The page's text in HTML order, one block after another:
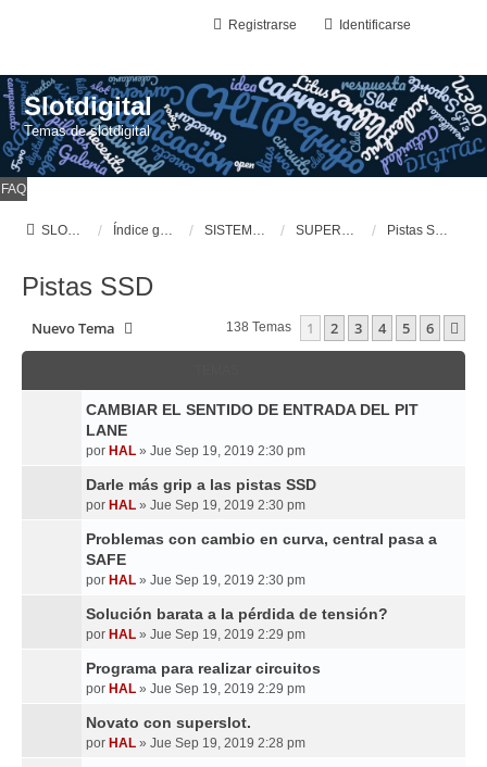
Identificarse
Registrarse
Slotdigital
Temas de slotdigital
FAQ
SLOTDIGITAL Índice general SISTEMAS DE SLOT DIGITALES SUPERSLOT, Sport Digital Pistas SSD
Pistas SSD
Nuevo Tema 138 Temas 1 2 3 4 5 6
CAMBIAR EL SENTIDO DE ENTRADA DEL PIT
LANE
por HAL » Jue Sep 19, 2019 2:30 pm
Darle más grip a las pistas SSD
por HAL » Jue Sep 19, 2019 2:30 pm
Problemas con cambio en curva, central pasa a
SAFE
por HAL » Jue Sep 19, 2019 2:30 pm
Solución barata a la pérdida de tensión?
por HAL » Jue Sep 19, 2019 2:29 pm
Programa para realizar circuitos
por HAL » Jue Sep 19, 2019 2:29 pm
Novato con superslot.
por HAL » Jue Sep 19, 2019 2:28 pm